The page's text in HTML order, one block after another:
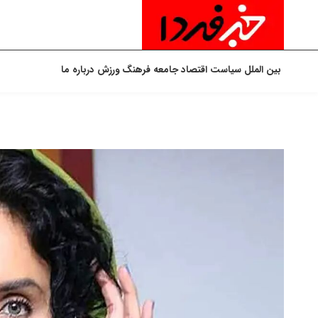
بین الملل سیاست اقتصادجامعه فرهنگورزش درباره ما